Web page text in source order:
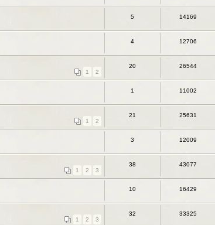
5 14169
4 12706
1 2
20 26544
1 11002
1 2
21 25631
3 12009
1 2 3
38 43077
10 16429
1 2 3
32 33325